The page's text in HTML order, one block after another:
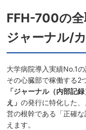
FFH-700の全
ジャーナル/
大学病院導入実績No.1
その心臓部で稼働する2
「ジャーナル（内部記録
え」 の発行に特化した
営の根幹である「正確
えます。